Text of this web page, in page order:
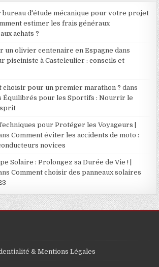
d'étude mécanique pour votre projet
estimer les frais généraux
achats ?
un olivier centenaire en Espagne dans
pisciniste à Castelculier : conseils et
choisir pour un premier marathon ? dans
Équilibrés pour les Sportifs : Nourrir le
pour Protéger les Voyageurs |
Comment éviter les accidents de moto :
novices
Solaire : Prolongez sa Durée de Vie ! |
Comment choisir des panneaux solaires
& Mentions Légales